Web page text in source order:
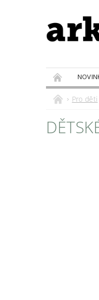
PRODÁVANÉ
Pro děti